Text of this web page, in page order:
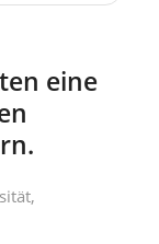
eine
,